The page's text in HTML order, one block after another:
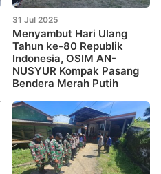
31 Jul 2025
Menyambut Hari Ulang
Tahun ke-80 Republik
Indonesia, OSIM AN-
NUSYUR Kompak Pasang
Bendera Merah Putih